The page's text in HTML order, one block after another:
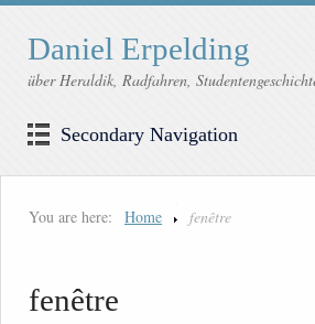
Daniel Erpelding
über Heraldik, Radfahren,
Secondary Navigation
You are here: Home fenêtre
fenêtre